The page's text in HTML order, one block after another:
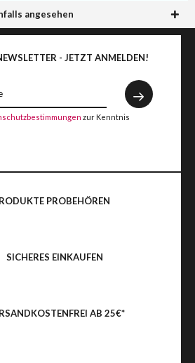
angesehen
- JETZT ANMELDEN!
zur Kenntnis
PROBEHÖREN
SICHERES EINKAUFEN
AB 25€*